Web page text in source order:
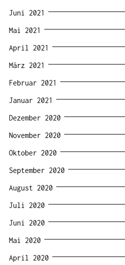
Juni 2021
Mai 2021
April 2021
März 2021
Februar 2021
Januar 2021
Dezember 2020
November 2020
Oktober 2020
September 2020
August 2020
Juli 2020
Juni 2020
Mai 2020
April 2020